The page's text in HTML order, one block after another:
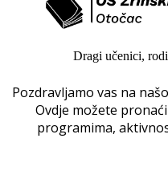
Dragi učenici,
Pozdravljamo vas na
Ovdje možete
programima,